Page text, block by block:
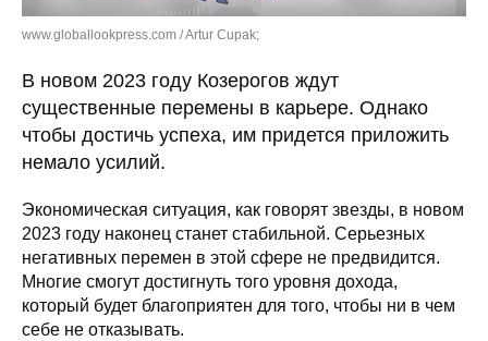
www.globallookpress.com / Artur Cupak;
В новом 2023 году Козерогов ждут
существенные перемены в карьере. Однако
чтобы достичь успеха, им придется приложить
немало усилий.
Экономическая ситуация, как говорят звезды, в новом
2023 году наконец станет стабильной. Серьезных
негативных перемен в этой сфере не предвидится.
Многие смогут достигнуть того уровня дохода,
который будет благоприятен для того, чтобы ни в чем
себе не отказывать.